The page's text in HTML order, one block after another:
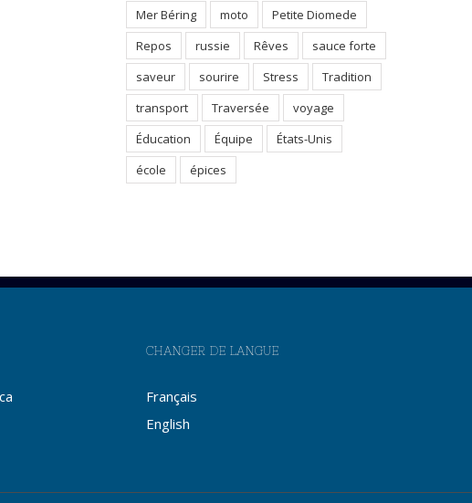
Mer Béring
moto
Petite Diomede
Repos
russie Rêves
sauce forte
saveur
sourire Stress
Tradition
transport
Traversée
voyage
Éducation
Équipe
États-Unis
école
épices
CHANGER DE LANGUE
Français
English